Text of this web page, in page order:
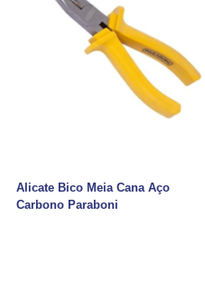
Alicate Bico Meia Cana Aço
Carbono Paraboni